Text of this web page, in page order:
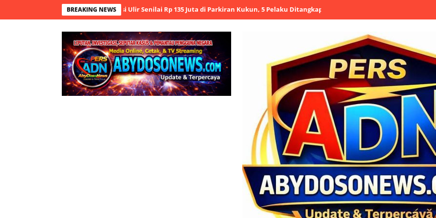
BREAKING NEWS
Ungkap Aksi Pencurian Besi Ulir Senilai Rp 135 Juta di Parkiran Kukun, 5 Pelaku Ditangkap Polres Serang Salurkan 8.000 Liter Air